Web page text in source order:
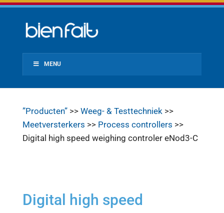
MENU
”Producten”>> Weeg- & Testtechniek>>
Meetversterkers >> Process controllers >>
Digital high speed weighing controler eNod3-C
Digital high speed